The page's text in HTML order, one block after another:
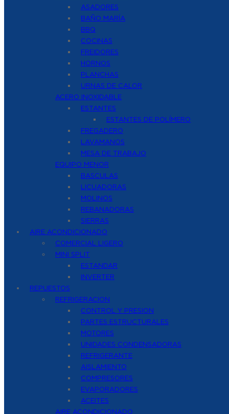
ASADORES
BAÑO MARÍA
BBQ
COCINAS
FREIDORES
HORNOS
PLANCHAS
URNAS DE CALOR
ACERO INOXIDABLE
ESTANTES
ESTANTES DE POLÍMERO
FREGADERO
LAVAMANOS
MESA DE TRABAJO
EQUIPO MENOR
BASCULAS
LICUADORAS
MOLINOS
REBANADORAS
SIERRAS
AIRE ACONDICIONADO
COMERCIAL LIGERO
MINI SPLIT
ESTANDAR
INVERTER
REPUESTOS
REFRIGERACION
CONTROL Y PRESION
PARTES ESTRUCTURALES
MOTORES
UNIDADES CONDENSADORAS
REFRIGERANTE
AISLAMIENTO
COMPRESORES
EVAPORADORES
ACEITES
AIRE ACONDICIONADO